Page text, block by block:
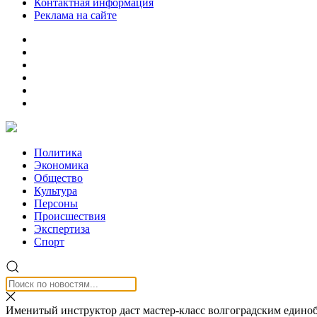
Контактная информация
Реклама на сайте
Политика
Экономика
Общество
Культура
Персоны
Происшествия
Экспертиза
Спорт
Именитый инструктор даст мастер-класс волгоградским